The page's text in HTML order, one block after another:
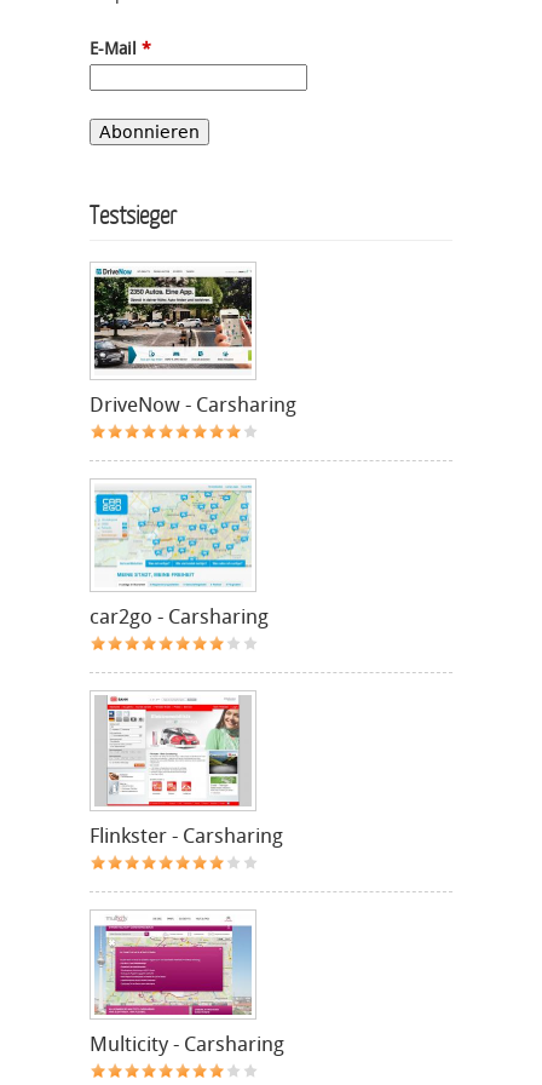
E-Mail *
Testsieger
DriveNow - Carsharing
car2go - Carsharing
Flinkster - Carsharing
Multicity - Carsharing